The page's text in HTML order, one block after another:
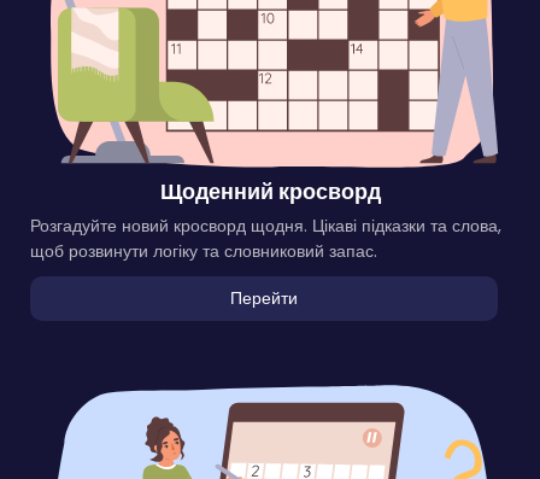
Щоденний кросворд
Розгадуйте новий кросворд щодня. Цікаві підказки та слова,
щоб розвинути логіку та словниковий запас.
Перейти